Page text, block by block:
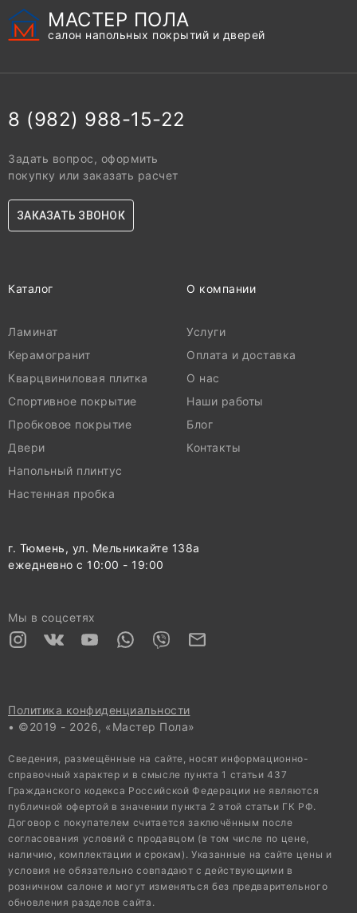
МАСТЕР ПОЛА
салон напольных покрытий и дверей
8 (982) 988-15-22
Задать вопрос, оформить
покупку или заказать расчет
ЗАКАЗАТЬ ЗВОНОК
Каталог
Ламинат
Керамогранит
Кварцвиниловая плитка
Спортивное покрытие
Пробковое покрытие
Двери
Напольный плинтус
Настенная пробка
О компании
Услуги
Оплата и доставка
О нас
Наши работы
Блог
Контакты
г. Тюмень, ул. Мельникайте 138а
ежедневно с 10:00 - 19:00
Мы в соцсетях
Политика конфиденциальности
• ©2019 - 2026, «Мастер Пола»
Сведения, размещённые на сайте, носят информационно-
справочный характер и в смысле пункта 1 статьи 437
Гражданского кодекса Российской Федерации не являются
публичной офертой в значении пункта 2 этой статьи ГК РФ.
Договор с покупателем считается заключённым после
согласования условий с продавцом (в том числе по цене,
наличию, комплектации и срокам). Указанные на сайте цены и
условия не обязательно совпадают с действующими в
розничном салоне и могут изменяться без предварительного
обновления разделов сайта.